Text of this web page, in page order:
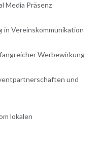
Media Präsenz
in Vereinskommunikation
Werbewirkung
und
lokalen